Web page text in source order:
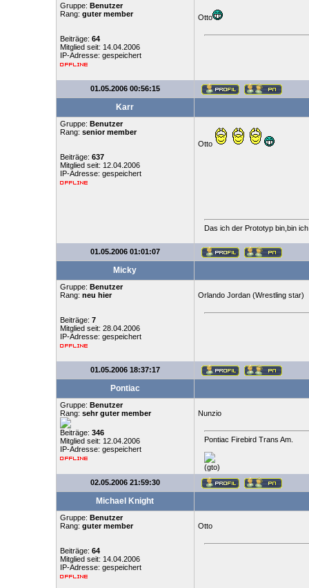
Gruppe: Benutzer
Rang: guter member
Beiträge: 64
Mitglied seit: 14.04.2006
IP-Adresse: gespeichert
Otto
01.05.2006 00:56:15
Karr
Gruppe: Benutzer
Rang: senior member
Beiträge: 637
Mitglied seit: 12.04.2006
IP-Adresse: gespeichert
Otto
Das ich der Prototyp bin,bin
01.05.2006 01:01:07
Micky
Gruppe: Benutzer
Rang: neu hier
Beiträge: 7
Mitglied seit: 28.04.2006
IP-Adresse: gespeichert
Orlando Jordan (Wrestling star)
01.05.2006 18:37:17
Pontiac
Gruppe: Benutzer
Rang: sehr guter member
Beiträge: 346
Mitglied seit: 12.04.2006
IP-Adresse: gespeichert
Nunzio
Pontiac Firebird Trans Am.
(gto)
02.05.2006 21:59:30
Michael Knight
Gruppe: Benutzer
Rang: guter member
Beiträge: 64
Mitglied seit: 14.04.2006
IP-Adresse: gespeichert
Otto